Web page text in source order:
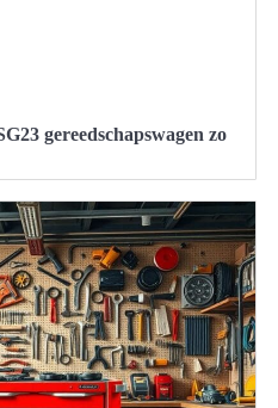
gereedschapswagen zo